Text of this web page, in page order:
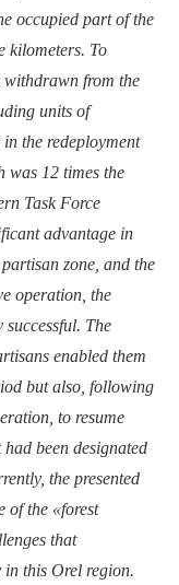
occupied part of the
kilometers. To
withdrawn from the
units of
the redeployment
was 12 times the
Task Force
advantage in
zone, and the
operation, the
The
enabled them
but also, following
to resume
been designated
the presented
of the «forest
that
this Orel region.